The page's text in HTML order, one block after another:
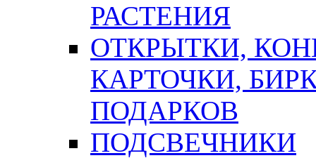
РАСТЕНИЯ
ОТКРЫТКИ,
КАРТОЧКИ,
ПОДАРКОВ
ПОДСВЕЧНИКИ